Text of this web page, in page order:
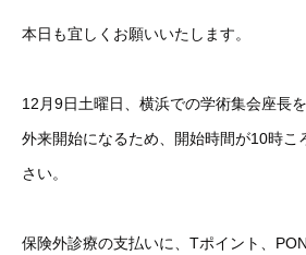
本日も宜しくお願いいたします。
12月9日土曜日、横浜での学術集会座長
外来開始になるため、開始時間が10時こ
さい。
保険外診療の支払いに、Tポイント、